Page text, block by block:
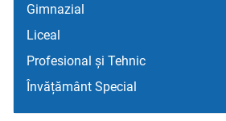
Gimnazial
Liceal
Profesional și Tehnic
Învățământ Special